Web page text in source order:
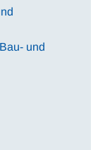
und